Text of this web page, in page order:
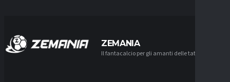
ZEMANIA
Il fantacalcio per gli amanti delle tattiche